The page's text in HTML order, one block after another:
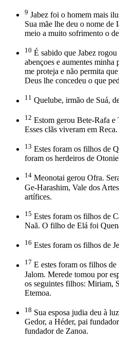
9 Jabez foi o homem mais
Sua mãe lhe deu o nome de
meio a muito sofrimento o
10 É sabido que Jabez
abençoes e aumentes minha
me proteja e não permita
Deus lhe concedeu o que
11 Quelube, irmão de Suá,
12 Estom gerou Bete-Rafa e
Esses clãs viveram em Reca.
13 Estes foram os filhos de
foram os herdeiros de
14 Meonotai gerou Ofra.
Ge-Harashim, Vale dos
artífices.
15 Estes foram os filhos de
Naã. O filho de Elá foi
16 Estes foram os filhos de
17 E estes foram os filhos
Jalom. Merede tomou por
os seguintes filhos: Miriam,
Etemoa.
18 Sua esposa judia deu à
Gedor, a Héder, pai
fundador de Zanoa.